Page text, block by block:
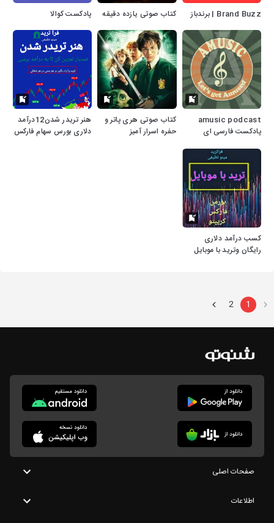
Brand Buzz | برندباز کتاب صوتی یازده دقیقه پادکست کوالا
amusic podcast
پادکست فارسی ای
کتاب صوتی هری پاتر و
حفره اسرار آمیز
هنر تریدر شدن12درآمد
دلاری بورس سهام فارکس
کسب درآمد دلاری
رایگان وترید با موبایل
1
2
صفحات اصلی
اطلاعات